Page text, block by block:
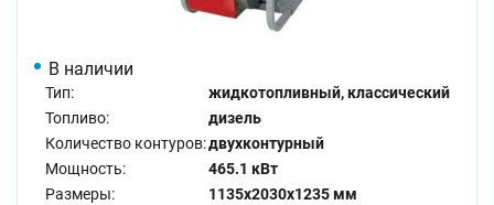
В наличии
Тип:
жидкотопливный, классический
Топливо:
дизель
Количество контуров:двухконтурный
Мощность:
465.1 кВт
Размеры:
1135x2030x1235 мм